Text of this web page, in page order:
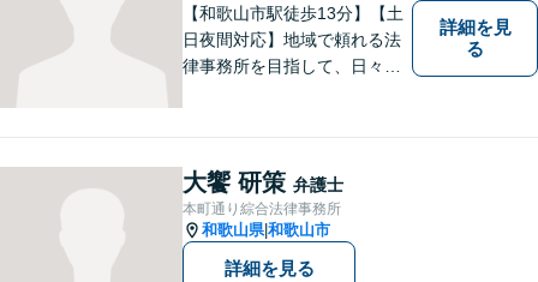
ください。
【和歌山市駅徒歩13分】【土
日夜間対応】地域で頼れる法
律事務所を目指して、日々尽
民事事件など、幅広く対応可
能です。まずはお気軽にご相
談ください。
詳細を見
る
大饗 研策 弁護士
本町通り綜合法律事務所
和歌山県|和歌山市
詳細を見る